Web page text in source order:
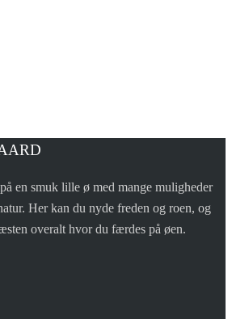
en smuk lille ø med mange muligheder
Her kan du nyde freden og roen, og
overalt hvor du færdes på øen.